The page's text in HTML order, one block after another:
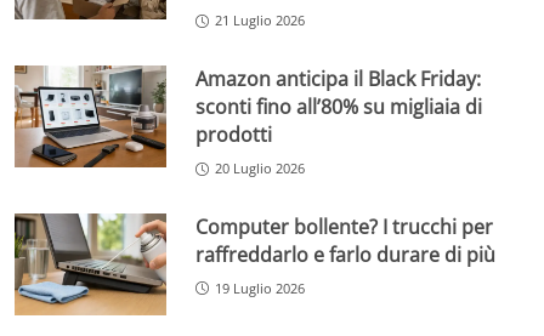
21 Luglio 2026
Amazon anticipa il Black Friday:
sconti fino all’80% su migliaia di
prodotti
20 Luglio 2026
Computer bollente? I trucchi per
raffreddarlo e farlo durare di più
19 Luglio 2026